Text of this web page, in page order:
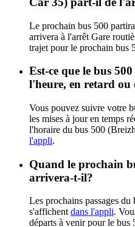
Le prochain bus 500
arrivera à l'arrêt Gare
trajet pour le prochain bus
Est-ce que le bus
l'heure, en retard ou
Vous pouvez suivre votre
les mises à jour en temps
l'horaire du bus 500
l'appli.
Quand le prochain
arrivera-t-il?
Les prochains passages
s'affichent dans l'appli.
départs à venir pour le bus